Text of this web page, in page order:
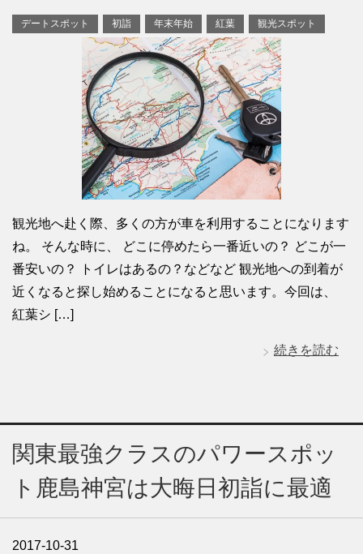
デートスポット 初詣 年末年始 紅葉 観光スポット
観光地へ赴く際、多くの方が車を利用することになります
ね。 そんな時に、 どこに停めたら一番近いの？ どこが一
番安いの？ トイレはあるの？などなど 観光地への到着が
近くなると探し始めることになると思います。今回は、
紅葉シ […]
続きを読む
関東最強クラスのパワースポッ
ト鹿島神宮は大晦日初詣に最適
2017-10-31